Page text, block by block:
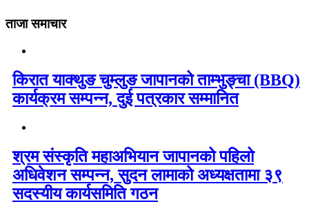
ताजा समाचार
किरात याक्थुङ चुम्लुङ जापानको ताम्भुङ्चा (BBQ)
कार्यक्रम सम्पन्न, दुई पत्रकार सम्मानित
श्रम संस्कृति महाअभियान जापानको पहिलो
अधिवेशन सम्पन्न, सुदन लामाको अध्यक्षतामा ३९
सदस्यीय कार्यसमिति गठन